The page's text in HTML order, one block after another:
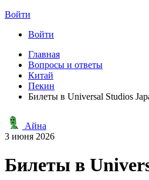
Войти
Войти
Главная
Вопросы и ответы
Китай
Пекин
Билеты в Universal Studios
Айна
3 июня 2026
Билеты в